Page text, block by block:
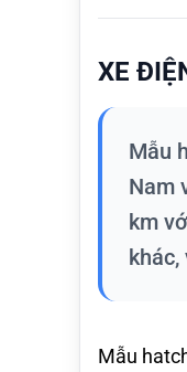
XE
Mẫu
Nam
km
Mẫu